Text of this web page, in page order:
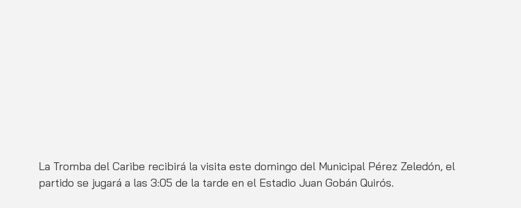
La Tromba del Caribe recibirá la visita este domingo del Municipal Pérez Zeledón, el
partido se jugará a las 3:05 de la tarde en el Estadio Juan Gobán Quirós.